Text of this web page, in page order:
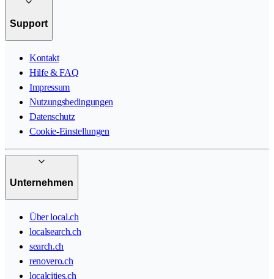
Support
Kontakt
Hilfe & FAQ
Impressum
Nutzungsbedingungen
Datenschutz
Cookie-Einstellungen
Unternehmen
Über local.ch
localsearch.ch
search.ch
renovero.ch
localcities.ch